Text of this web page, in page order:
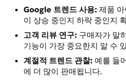
Google 트렌드 사용: 제품
이 상승 중인지 하락 중인지
고객 리뷰 연구: 구매자가 말
기능이 가장 중요한지 알 수
계절적 트렌드 관찰: 예를 들
에 더 많이 판매됩니다.